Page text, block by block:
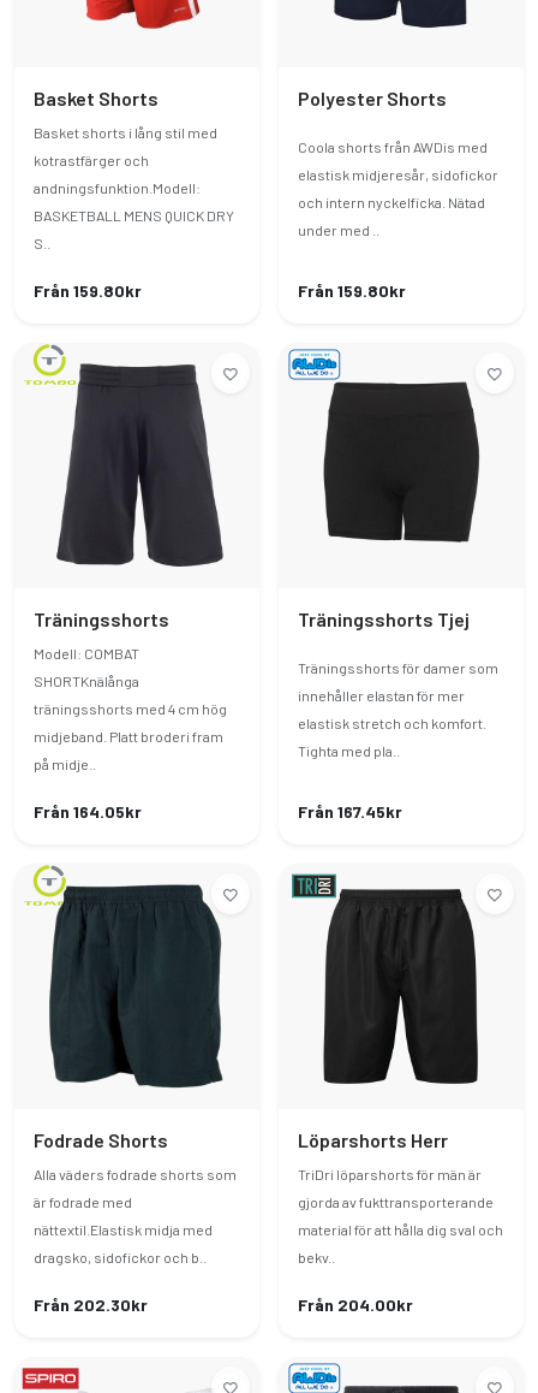
Basket Shorts
Basket shorts i lång stil med
kotrastfärger och
andningsfunktion.Modell:
BASKETBALL MENS QUICK DRY
S..
Från 159.80kr
Polyester Shorts
Coola shorts från AWDis med
elastisk midjeresår, sidofickor
och intern nyckelficka. Nätad
under med ..
Från 159.80kr
Träningsshorts
Modell: COMBAT
SHORTKnälånga
träningsshorts med 4 cm hög
midjeband. Platt broderi fram
på midje..
Från 164.05kr
Träningsshorts Tjej
Träningsshorts för damer som
innehåller elastan för mer
elastisk stretch och komfort.
Tighta med pla..
Från 167.45kr
Fodrade Shorts
Alla väders fodrade shorts som
är fodrade med
nättextil.Elastisk midja med
dragsko, sidofickor och b..
Från 202.30kr
Löparshorts Herr
TriDri löparshorts för män är
gjorda av fukttransporterande
material för att hålla dig sval och
bekv..
Från 204.00kr